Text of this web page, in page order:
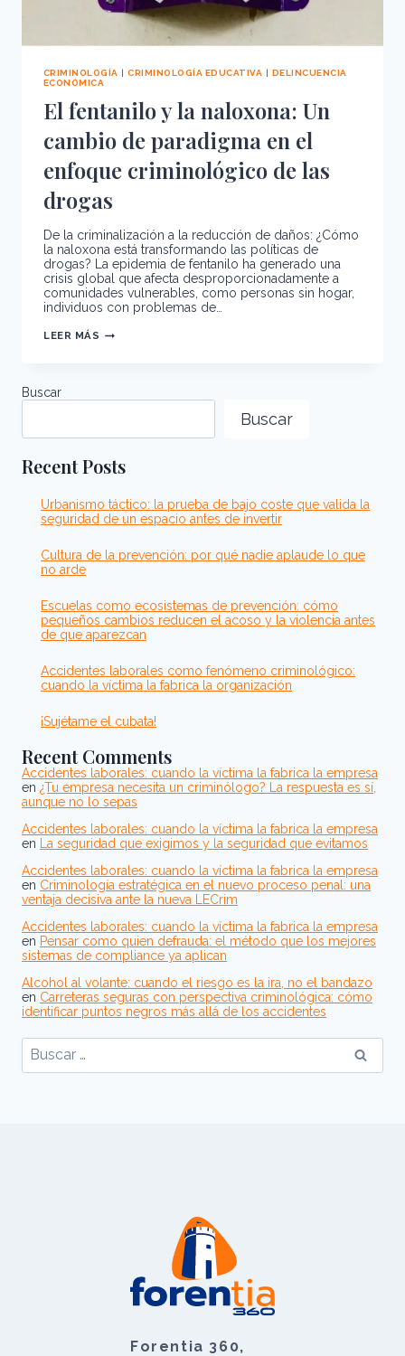
CRIMINOLOGÍA |CRIMINOLOGÍA EDUCATIVA | DELINCUENCIA
ECONÓMICA
El fentanilo y la naloxona: Un
cambio de paradigma en el
enfoque criminológico de las
drogas
De la criminalización a la reducción de daños: ¿Cómo
la naloxona está transformando las políticas de
drogas? La epidemia de fentanilo ha generado una
crisis global que afecta desproporcionadamente a
comunidades vulnerables, como personas sin hogar,
individuos con problemas de…
LEER MÁS EL
CAMBIO
EN
ENFOQUE
CRIMINOLÓGICO
LAS
DROGAS
Buscar
Buscar
Recent Posts
Urbanismo táctico: la prueba de bajo coste que valida la
seguridad de un espacio antes de invertir
Cultura de la prevención: por qué nadie aplaude lo que
no arde
Escuelas como ecosistemas de prevención: cómo
pequeños cambios reducen el acoso y la violencia antes
de que aparezcan
Accidentes laborales como fenómeno criminológico:
cuando la víctima la fabrica la organización
¡Sujétame el cubata!
Recent Comments
Accidentes laborales: cuando la víctima la fabrica la empresa
en ¿Tu empresa necesita un criminólogo? La respuesta es sí,
aunque no lo sepas
Accidentes laborales: cuando la víctima la fabrica la empresa
en
La seguridad que exigimos y la seguridad que evitamos
Accidentes laborales: cuando la víctima la fabrica la empresa
en Criminología estratégica en el nuevo proceso penal: una
ventaja decisiva ante la nueva LECrim
Accidentes laborales: cuando la víctima la fabrica la empresa
en Pensar como quien defrauda: el método que los mejores
sistemas de compliance ya aplican
Alcohol al volante: cuando el riesgo es la ira, no el bandazo
en Carreteras seguras con perspectiva criminológica: cómo
identificar puntos negros más allá de los accidentes
Buscar:
Forentia 360,